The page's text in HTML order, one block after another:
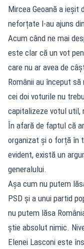
Mircea Geoană a
neforțate l-au ajuns
Acum când ne mai
este clar că un vot
care nu ar avea de
Românii au început
cei doi voturile nu
capitalizeze votul util,
În afară de faptul că
organizat și o forță în
evident, există un
generalului.
Așa cum nu putem
PSD și a unui partid
nu putem lăsa
știe absolut nimic.
Elenei Lasconi este